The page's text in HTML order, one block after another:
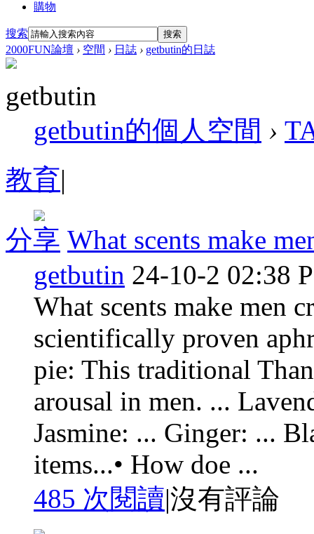
購物
搜索 搜索
2000FUN論壇 › 空間 › 日誌 › getbutin的日誌
getbutin
getbutin的個人空間 ›
教育|
分享 What scents make
getbutin 24-10-2 02:38
What scents make men
scientifically proven
pie: This traditional
arousal in men. ...
Jasmine: ... Ginger: ...
items...• How doe ...
485 次閱讀|沒有評論